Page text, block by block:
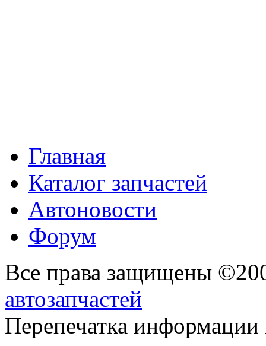
Главная
Каталог запчастей
Автоновости
Форум
Все права защищены
автозапчастей
Перепечатка